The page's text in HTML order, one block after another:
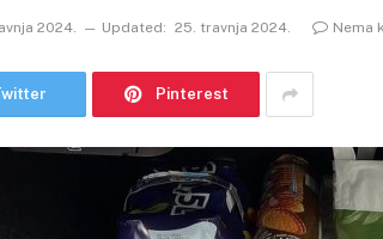
2024. Updated: 25. travnja 2024. Nema
Pinterest